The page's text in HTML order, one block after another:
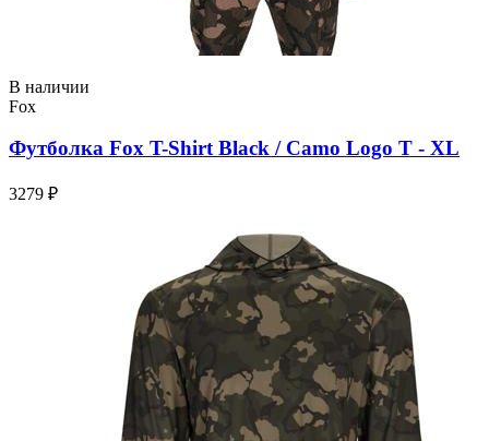
В наличии
Fox
Футболка Fox T-Shirt Black / Camo Logo T - XL
3279 ₽